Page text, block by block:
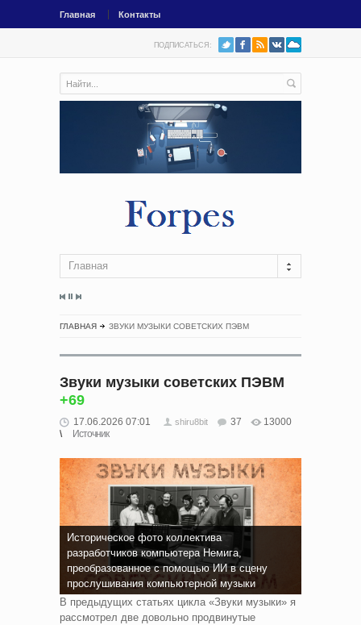
Главная Контакты
ПОДПИСАТЬСЯ:
Главная
ГЛАВНАЯ ЗВУКИ МУЗЫКИ СОВЕТСКИХ ПЭВМ
Звуки музыки советских ПЭВМ
+69
17.06.2026 07:01 shiru8bit 37
13000
Источник
Историческое фото коллектива
разработчиков компьютера Немига,
преобразованное с помощью ИИ в сцену
прослушивания компьютерной музыки
В предыдущих статьях цикла «Звуки музыки» я
рассмотрел две довольно продвинутые